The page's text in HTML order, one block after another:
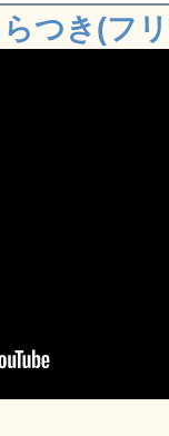
つき(フ